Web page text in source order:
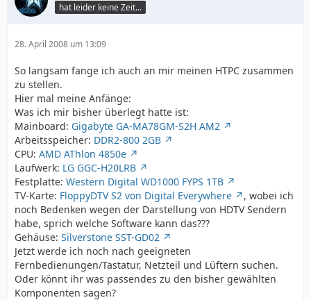
hat leider keine Zeit...
28. April 2008 um 13:09
So langsam fange ich auch an mir meinen HTPC zusammen
zu stellen.
Hier mal meine Anfänge:
Was ich mir bisher überlegt hatte ist:
Mainboard: Gigabyte GA-MA78GM-S2H AM2
Arbeitsspeicher: DDR2-800 2GB
CPU: AMD AThlon 4850e
Laufwerk: LG GGC-H20LRB
Festplatte: Western Digital WD1000 FYPS 1TB
TV-Karte: FloppyDTV S2 von Digital Everywhere
, wobei ich
noch Bedenken wegen der Darstellung von HDTV Sendern
habe, sprich welche Software kann das???
Gehäuse: Silverstone SST-GD02
Jetzt werde ich noch nach geeigneten
Fernbedienungen/Tastatur, Netzteil und Lüftern suchen.
Oder könnt ihr was passendes zu den bisher gewählten
Komponenten sagen?